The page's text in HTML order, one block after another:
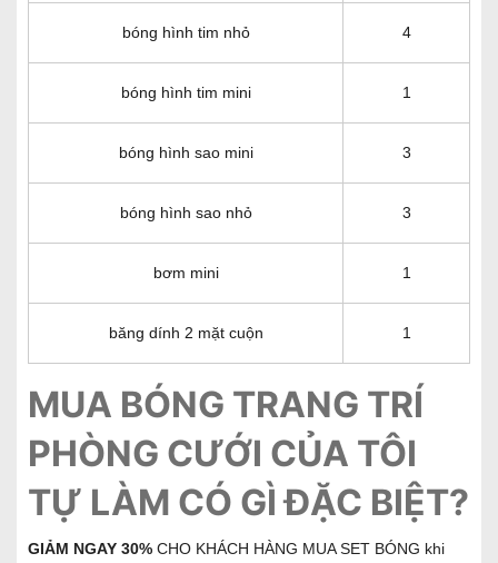
bóng hình tim nhỏ 4
bóng hình tim mini 1
bóng hình sao mini 3
bóng hình sao nhỏ 3
bơm mini 1
băng dính 2 mặt cuộn 1
MUA BÓNG TRANG TRÍ
PHÒNG CƯỚI CỦA TÔI
TỰ LÀM CÓ GÌ ĐẶC BIỆT?
GIẢM NGAY 30% CHO KHÁCH HÀNG MUA SET BÓNG khi